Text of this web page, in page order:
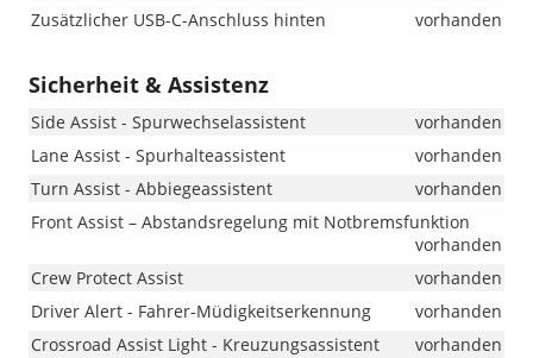
Zusätzlicher USB-C-Anschluss hinten
vorhanden
Sicherheit & Assistenz
Side Assist - Spurwechselassistent
vorhanden
Lane Assist - Spurhalteassistent
vorhanden
Turn Assist - Abbiegeassistent
vorhanden
Front Assist – Abstandsregelung mit Notbremsfunktion
vorhanden
Crew Protect Assist
vorhanden
Driver Alert - Fahrer-Müdigkeitserkennung
vorhanden
Crossroad Assist Light - Kreuzungsassistent
vorhanden